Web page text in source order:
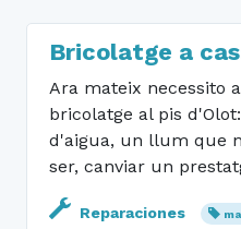
Bricolatge a
Ara mateix necessito
bricolatge al pis
d'aigua, un llum que
ser, canviar un
Reparaciones